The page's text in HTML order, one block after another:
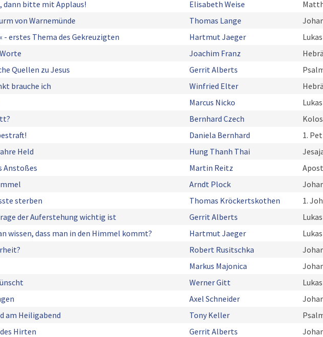
dann bitte mit Applaus! Elisabeth Weise
von Warnemünde Thomas Lange
- erstes Thema des Gekreuzigten Hartmut Jaeger
Joachim Franz
Quellen zu Jesus Gerrit Alberts
brauche ich Winfried Elter
Marcus Nicko
Bernhard Czech
Daniela Bernhard 1.
Held Hung Thanh Thai
Anstoßes Martin Reitz
Arndt Plock
sterben Thomas Kröckertskothen 1.
der Auferstehung wichtig ist Gerrit Alberts
wissen, dass man in den Himmel kommt? Hartmut Jaeger
Robert Rusitschka
Markus Majonica
Werner Gitt
Axel Schneider
am Heiligabend Tony Keller
Hirten Gerrit Alberts